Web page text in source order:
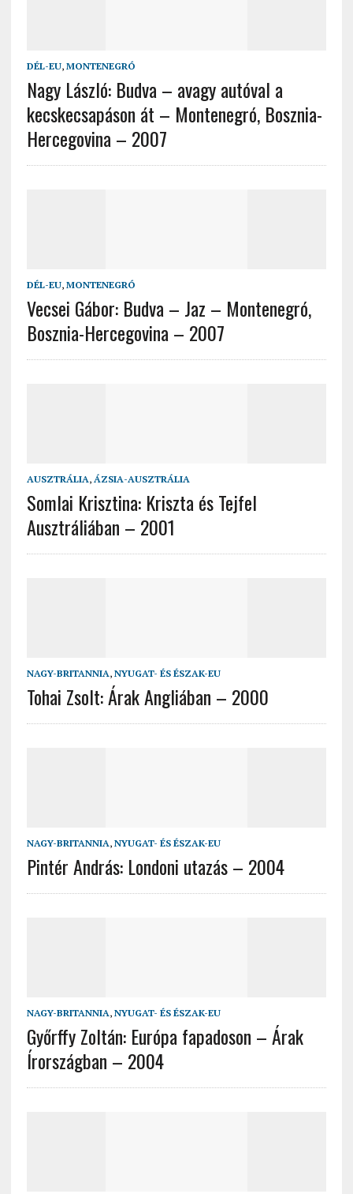
DÉL-EU, MONTENEGRÓ
Nagy László: Budva – avagy autóval a
kecskecsapáson át – Montenegró, Bosznia-
Hercegovina – 2007
DÉL-EU, MONTENEGRÓ
Vecsei Gábor: Budva – Jaz – Montenegró,
Bosznia-Hercegovina – 2007
AUSZTRÁLIA, ÁZSIA-AUSZTRÁLIA
Somlai Krisztina: Kriszta és Tejfel
Ausztráliában – 2001
NAGY-BRITANNIA, NYUGAT- ÉS ÉSZAK-EU
Tohai Zsolt: Árak Angliában – 2000
NAGY-BRITANNIA, NYUGAT- ÉS ÉSZAK-EU
Pintér András: Londoni utazás – 2004
NAGY-BRITANNIA, NYUGAT- ÉS ÉSZAK-EU
Győrffy Zoltán: Európa fapadoson – Árak
Írországban – 2004